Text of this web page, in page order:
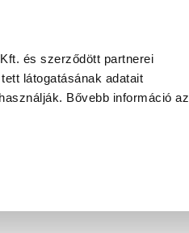
és szerződött partnerei
látogatásának adatait
Bővebb információ az